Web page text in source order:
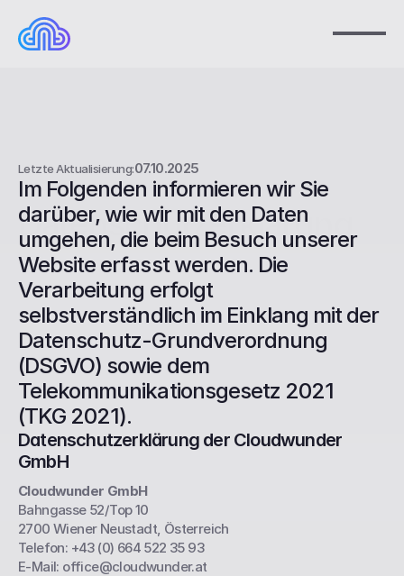
Datenschutzerklärung
Letzte Aktualisierung:07.10.2025
Im Folgenden informieren wir Sie
darüber, wie wir mit den Daten
umgehen, die beim Besuch unserer
Website erfasst werden. Die
Verarbeitung erfolgt
selbstverständlich im Einklang mit der
Datenschutz-Grundverordnung
(DSGVO) sowie dem
Telekommunikationsgesetz 2021
(TKG 2021).
Datenschutzerklärung der Cloudwunder
GmbH
Cloudwunder GmbH
Bahngasse 52/Top 10
2700 Wiener Neustadt, Österreich
Telefon: +43 (0) 664 522 35 93
E-Mail: office@cloudwunder.at